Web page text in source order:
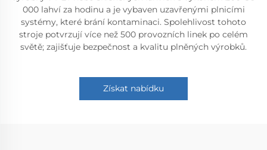
000 lahví za hodinu a je vybaven uzavřenými plnicími
systémy, které brání kontaminaci. Spolehlivost tohoto
stroje potvrzují více než 500 provozních linek po celém
světě; zajišťuje bezpečnost a kvalitu plněných výrobků.
Získat nabídku